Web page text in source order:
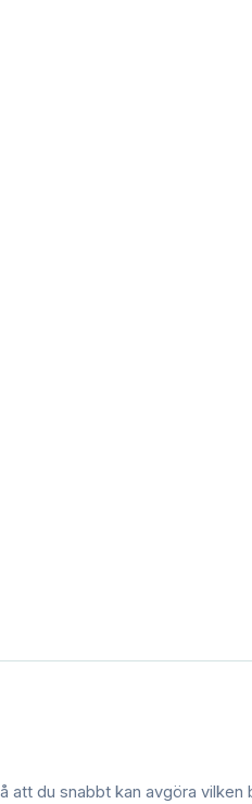
att du snabbt kan avgöra vilken